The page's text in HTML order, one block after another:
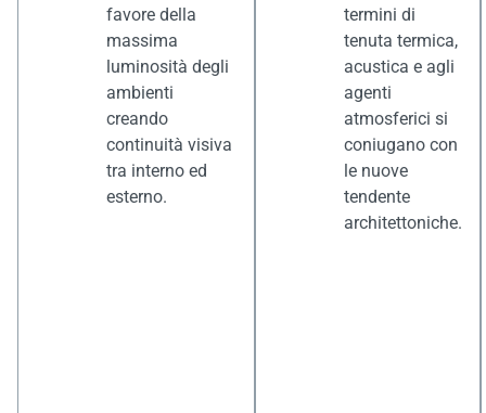
favore della
massima
luminosità degli
ambienti
creando
continuità visiva
tra interno ed
esterno.
termini di
tenuta termica,
acustica e agli
agenti
atmosferici si
coniugano con
le nuove
tendente
architettoniche.